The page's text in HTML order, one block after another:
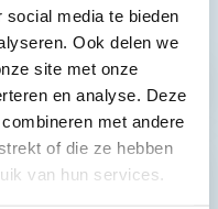
media te bieden
Ook delen we
site met onze
en analyse. Deze
met andere
of die ze hebben
van hun services.